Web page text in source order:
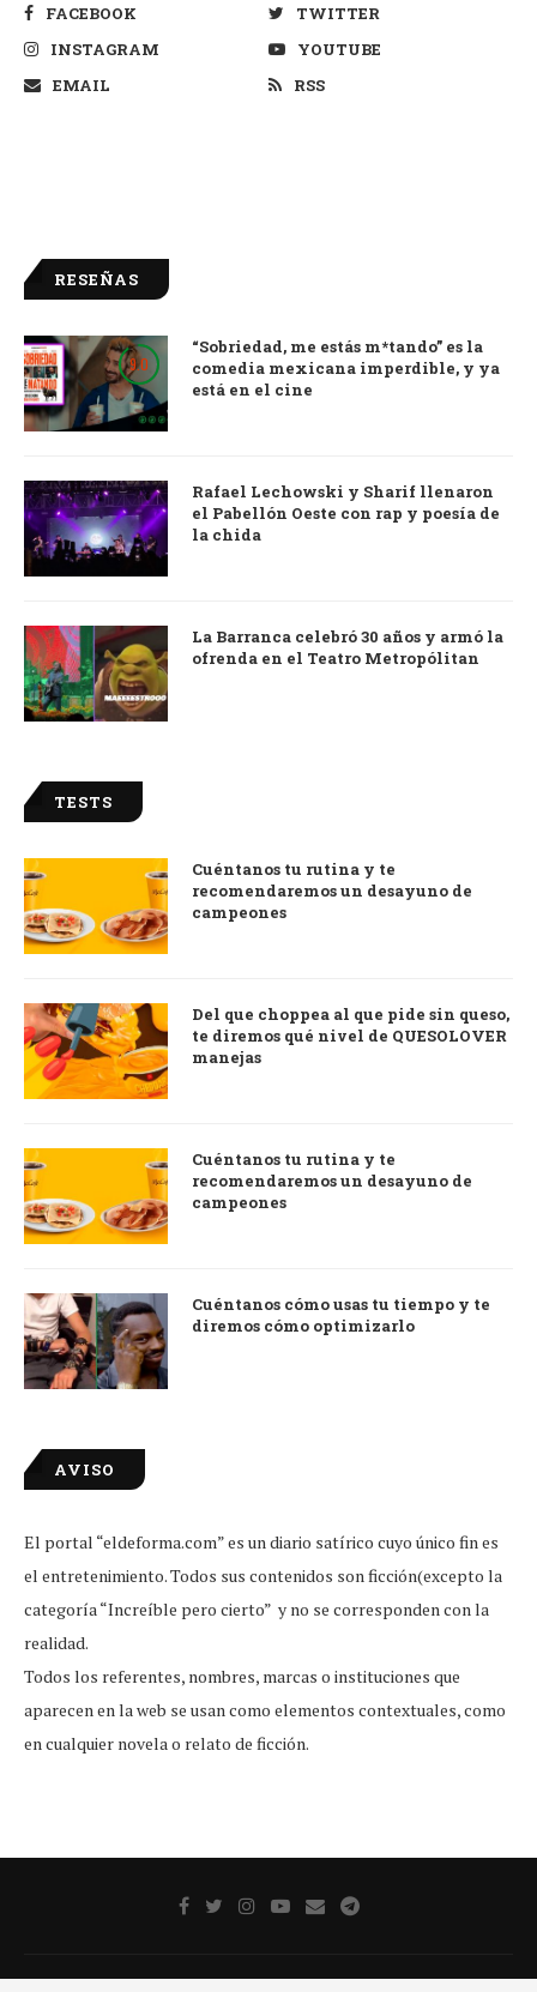
FACEBOOK
TWITTER
INSTAGRAM
YOUTUBE
EMAIL
RSS
RESEÑAS
9.0
“Sobriedad, me estás m*tando” es la
comedia mexicana imperdible, y ya
está en el cine
Rafael Lechowski y Sharif llenaron
el Pabellón Oeste con rap y poesía de
la chida
La Barranca celebró 30 años y armó la
ofrenda en el Teatro Metropólitan
TESTS
Cuéntanos tu rutina y te
recomendaremos un desayuno de
campeones
Del que choppea al que pide sin queso,
te diremos qué nivel de QUESOLOVER
manejas
Cuéntanos tu rutina y te
recomendaremos un desayuno de
campeones
Cuéntanos cómo usas tu tiempo y te
diremos cómo optimizarlo
AVISO
El portal “eldeforma.com” es un diario satírico cuyo único fin es
el entretenimiento. Todos sus contenidos son ficción(excepto la
categoría “Increíble pero cierto” y no se corresponden con la
realidad.
Todos los referentes, nombres, marcas o instituciones que
aparecen en la web se usan como elementos contextuales, como
en cualquier novela o relato de ficción.